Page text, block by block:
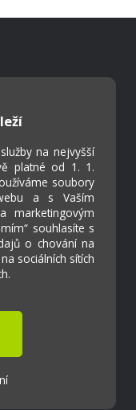
na nejvyšší
platné od 1. 1.
soubory
a s Vaším
marketingovým
souhlasíte s
o chování na
sociálních sítích
Ostrožská